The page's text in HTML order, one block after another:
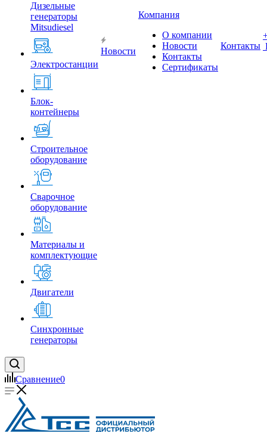
Дизельные
генераторы
Mitsudiesel
Электростанции
Блок-
контейнеры
Строительное
оборудование
Сварочное
оборудование
Материалы и
комплектующие
Двигатели
Синхронные
генераторы
Новости
Компания
О компании
Новости
Контакты
Сертификаты
Контакты
Сравнение0